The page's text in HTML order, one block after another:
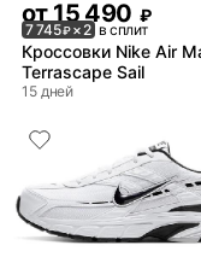
от15 490 ₽
7 745₽× 2 в сплит
Кроссовки Nike Air
Terrascape Sail
15 дней